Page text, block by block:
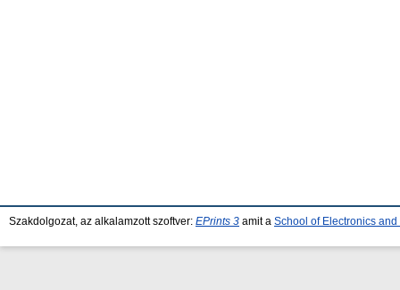
Szakdolgozat, az alkalamzott szoftver: EPrints 3 amit a School of Electronics